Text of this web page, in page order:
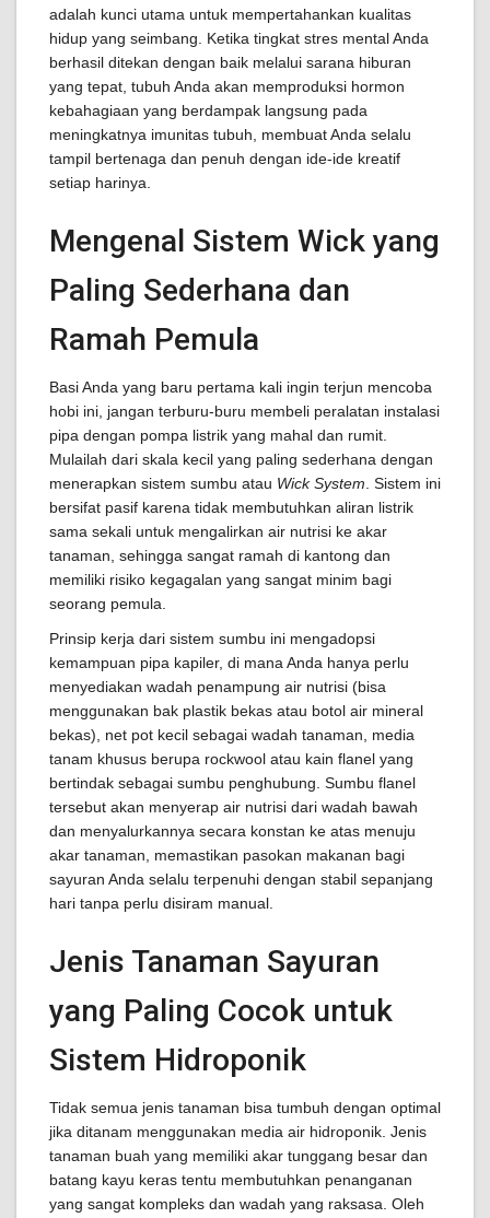
adalah kunci utama untuk mempertahankan kualitas
hidup yang seimbang. Ketika tingkat stres mental Anda
berhasil ditekan dengan baik melalui sarana hiburan
yang tepat, tubuh Anda akan memproduksi hormon
kebahagiaan yang berdampak langsung pada
meningkatnya imunitas tubuh, membuat Anda selalu
tampil bertenaga dan penuh dengan ide-ide kreatif
setiap harinya.
Mengenal Sistem Wick yang
Paling Sederhana dan
Ramah Pemula
Basi Anda yang baru pertama kali ingin terjun mencoba
hobi ini, jangan terburu-buru membeli peralatan instalasi
pipa dengan pompa listrik yang mahal dan rumit.
Mulailah dari skala kecil yang paling sederhana dengan
menerapkan sistem sumbu atau Wick System . Sistem ini
bersifat pasif karena tidak membutuhkan aliran listrik
sama sekali untuk mengalirkan air nutrisi ke akar
tanaman, sehingga sangat ramah di kantong dan
memiliki risiko kegagalan yang sangat minim bagi
seorang pemula.
Prinsip kerja dari sistem sumbu ini mengadopsi
kemampuan pipa kapiler, di mana Anda hanya perlu
menyediakan wadah penampung air nutrisi (bisa
menggunakan bak plastik bekas atau botol air mineral
bekas), net pot kecil sebagai wadah tanaman, media
tanam khusus berupa rockwool atau kain flanel yang
bertindak sebagai sumbu penghubung. Sumbu flanel
tersebut akan menyerap air nutrisi dari wadah bawah
dan menyalurkannya secara konstan ke atas menuju
akar tanaman, memastikan pasokan makanan bagi
sayuran Anda selalu terpenuhi dengan stabil sepanjang
hari tanpa perlu disiram manual.
Jenis Tanaman Sayuran
yang Paling Cocok untuk
Sistem Hidroponik
Tidak semua jenis tanaman bisa tumbuh dengan optimal
jika ditanam menggunakan media air hidroponik. Jenis
tanaman buah yang memiliki akar tunggang besar dan
batang kayu keras tentu membutuhkan penanganan
yang sangat kompleks dan wadah yang raksasa. Oleh